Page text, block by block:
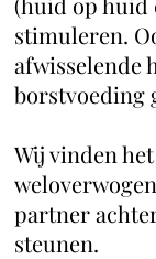
stimuleren.
afwisselende
borstvoeding
Wij vinden
partner
steunen.